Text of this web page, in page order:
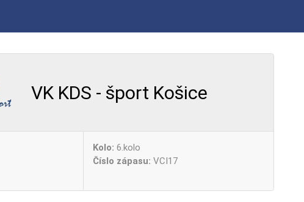
VK KDS - šport Košice
Kolo: 6.kolo
Číslo zápasu: VCI17